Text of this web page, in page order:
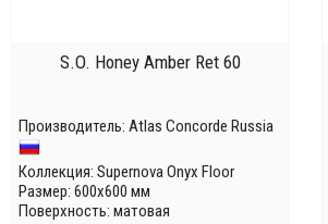
S.O. Honey Amber Ret 60
Производитель: Atlas Concorde Russia
Коллекция: Supernova Onyx Floor
Размер: 600x600 мм
Поверхность: матовая